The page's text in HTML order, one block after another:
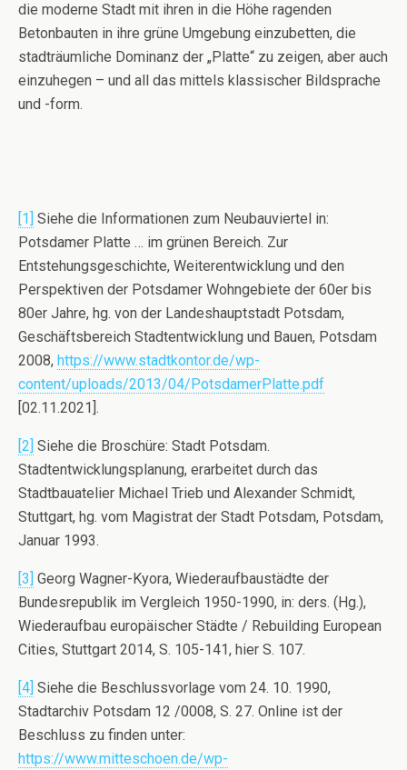
die moderne Stadt mit ihren in die Höhe ragenden
Betonbauten in ihre grüne Umgebung einzubetten, die
stadträumliche Dominanz der „Platte“ zu zeigen, aber auch
einzuhegen – und all das mittels klassischer Bildsprache
und -form.
[1] Siehe die Informationen zum Neubauviertel in:
Potsdamer Platte … im grünen Bereich. Zur
Entstehungsgeschichte, Weiterentwicklung und den
Perspektiven der Potsdamer Wohngebiete der 60er bis
80er Jahre, hg. von der Landeshauptstadt Potsdam,
Geschäftsbereich Stadtentwicklung und Bauen, Potsdam
2008, https://www.stadtkontor.de/wp-
content/uploads/2013/04/PotsdamerPlatte.pdf
[02.11.2021].
[2] Siehe die Broschüre: Stadt Potsdam.
Stadtentwicklungsplanung, erarbeitet durch das
Stadtbauatelier Michael Trieb und Alexander Schmidt,
Stuttgart, hg. vom Magistrat der Stadt Potsdam, Potsdam,
Januar 1993.
[3] Georg Wagner-Kyora, Wiederaufbaustädte der
Bundesrepublik im Vergleich 1950-1990, in: ders. (Hg.),
Wiederaufbau europäischer Städte / Rebuilding European
Cities, Stuttgart 2014, S. 105-141, hier S. 107.
[4] Siehe die Beschlussvorlage vom 24. 10. 1990,
Stadtarchiv Potsdam 12 /0008, S. 27. Online ist der
Beschluss zu finden unter:
https://www.mitteschoen.de/wp-